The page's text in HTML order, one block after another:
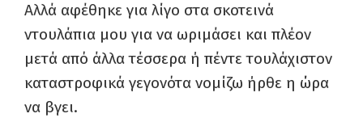
Αλλά αφέθηκε για λίγο στα σκοτεινά
ντουλάπια μου για να ωριμάσει και πλέον
μετά από άλλα τέσσερα ή πέντε τουλάχιστον
καταστροφικά γεγονότα νομίζω ήρθε η ώρα
να βγει.